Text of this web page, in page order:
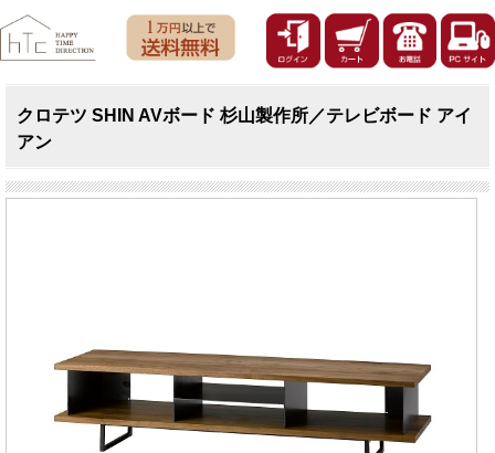
クロテツ SHIN AVボード 杉山製作所／テレビボード アイ
アン